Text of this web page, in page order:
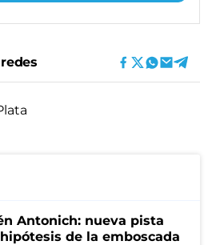
Antonich: nueva pista
de la emboscada